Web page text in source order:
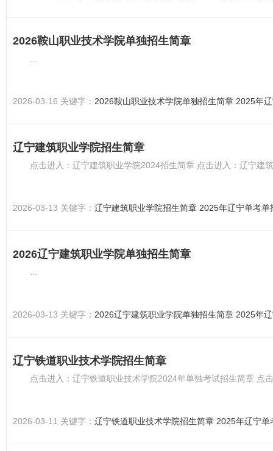
2026鞍山职业技术学院单独招生简章
2026-03-16 关键字： 2026鞍山职业技术学院单独招生简章 2025年
辽宁建筑职业学院招生简章
点击进入：辽宁建筑职业学院2024招生简章 点击进入：辽宁建
2026-03-13 关键字： 辽宁建筑职业学院招生简章 2025年辽宁单考单
2026辽宁建筑职业学院单独招生简章
2026-03-13 关键字： 2026辽宁建筑职业学院单独招生简章 2025年
辽宁铁道职业技术学院招生简章
点击进入：辽宁铁道职业技术学院2024年单独考试招生简章 点
2026-03-11 关键字： 辽宁铁道职业技术学院招生简章 2025年辽宁单